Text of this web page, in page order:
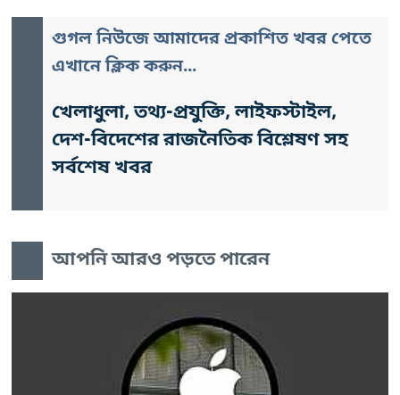
গুগল নিউজে আমাদের প্রকাশিত খবর পেতে
এখানে ক্লিক করুন...
খেলাধুলা, তথ্য-প্রযুক্তি, লাইফস্টাইল,
দেশ-বিদেশের রাজনৈতিক বিশ্লেষণ সহ
সর্বশেষ খবর
আপনি আরও পড়তে পারেন